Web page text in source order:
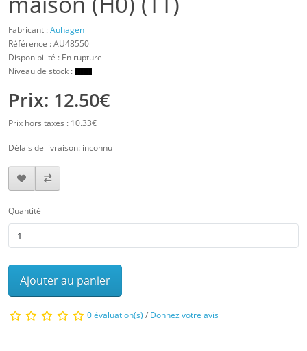
Fabricant :Auhagen
Référence :AU48550
Disponibilité : En rupture
Niveau de stock :
Prix: 12.50€
Prix hors taxes : 10.33€
Délais de livraison: inconnu
Quantité
Ajouter au panier
0 évaluation(s) / Donnez votre avis